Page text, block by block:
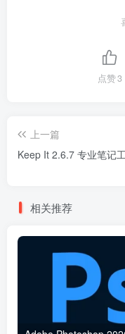
点赞3
上一篇
Keep It 2.6.7 专业笔记
相关推荐